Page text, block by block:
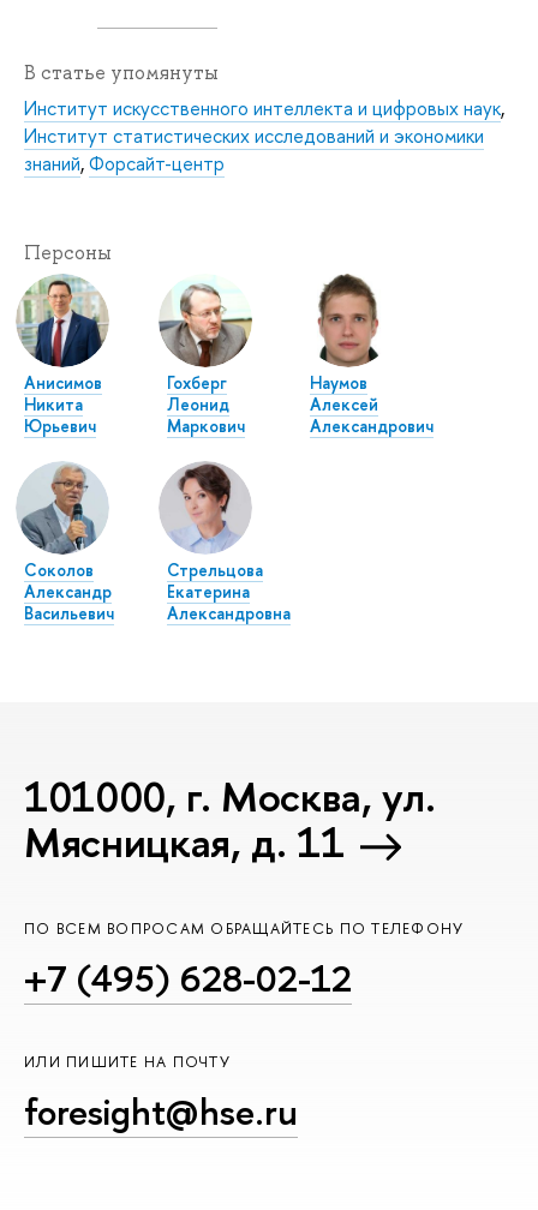
В статье упомянуты
Институт искусственного интеллекта и цифровых наук,
Институт статистических исследований и экономики
знаний,Форсайт-центр
Персоны
Анисимов
Никита
Юрьевич
Гохберг
Леонид
Маркович
Наумов
Алексей
Александрович
Соколов
Александр
Васильевич
Стрельцова
Екатерина
Александровна
101000, г. Москва, ул.
Мясницкая, д. 11
ПО ВСЕМ ВОПРОСАМ ОБРАЩАЙТЕСЬ ПО ТЕЛЕФОНУ
+7 (495) 628-02-12
ИЛИ ПИШИТЕ НА ПОЧТУ
foresight@hse.ru